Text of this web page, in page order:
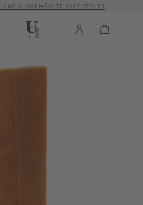
AUF AUSGEWÄHLTE SALE STYLES